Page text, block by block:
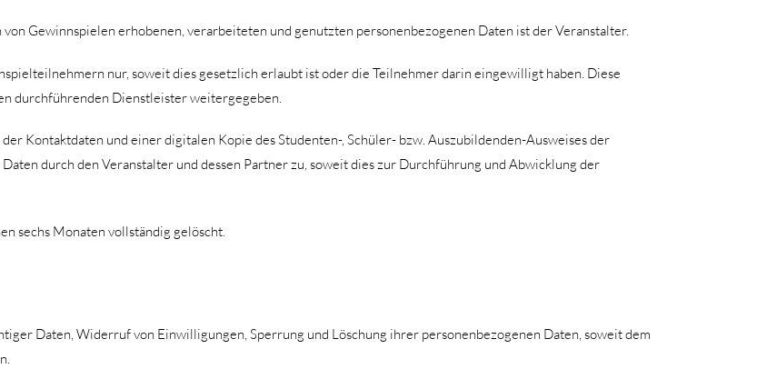
Gewinnspielen erhobenen, verarbeiteten und genutzten personenbezogenen Daten ist der Veranstalter.
nur, soweit dies gesetzlich erlaubt ist oder die Teilnehmer darin eingewilligt haben. Diese
durchführenden Dienstleister weitergegeben.
Kontaktdaten und einer digitalen Kopie des Studenten-, Schüler- bzw. Auszubildenden-Ausweises der
durch den Veranstalter und dessen Partner zu, soweit dies zur Durchführung und Abwicklung der
sechs Monaten vollständig gelöscht.
Daten, Widerruf von Einwilligungen, Sperrung und Löschung ihrer personenbezogenen Daten, soweit dem